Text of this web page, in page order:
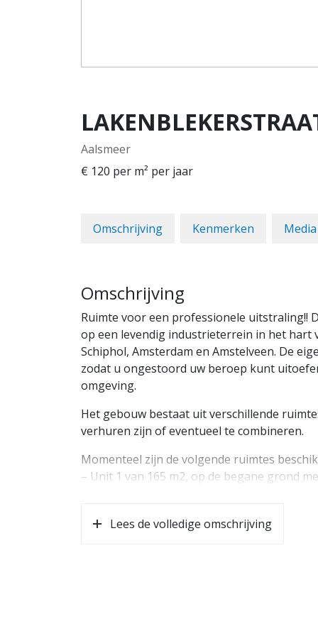
Aalsmeer
€ 120 per m² per jaar
Omschrijving Kenmerken Media
Omschrijving
Ruimte voor een professionele uitstraling!!
op een levendig industrieterrein in het hart
Schiphol, Amsterdam en Amstelveen. De
zodat u ongestoord uw beroep kunt
omgeving.
Het gebouw bestaat uit verschillende
verhuren zijn of eventueel te combineren.
Momenteel zijn de volgende ruimtes
– Unit 1 van 165 m2, op de begane grond
Lees de volledige omschrijving